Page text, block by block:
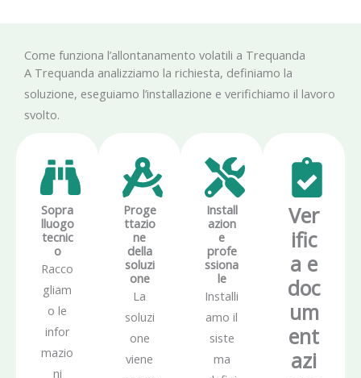
Come funziona l’allontanamento volatili a Trequanda
A Trequanda analizziamo la richiesta, definiamo la
soluzione, eseguiamo l’installazione e verifichiamo il lavoro
svolto.
Sopra
lluogo
tecnic
o
Racco
gliam
o le
infor
mazio
ni
Proge
ttazio
ne
della
soluzi
one
La
soluzi
one
viene
Install
azion
e
profe
ssiona
le
Installi
amo il
siste
ma
Ver
ific
a e
doc
um
ent
azi